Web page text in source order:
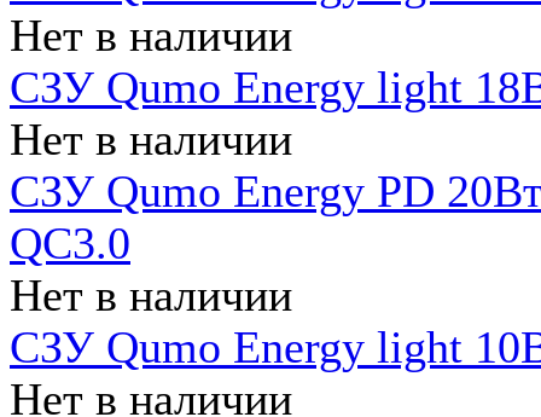
Нет в наличии
СЗУ Qumo Energy light
Нет в наличии
СЗУ Qumo Energy PD
QC3.0
Нет в наличии
СЗУ Qumo Energy light
Нет в наличии